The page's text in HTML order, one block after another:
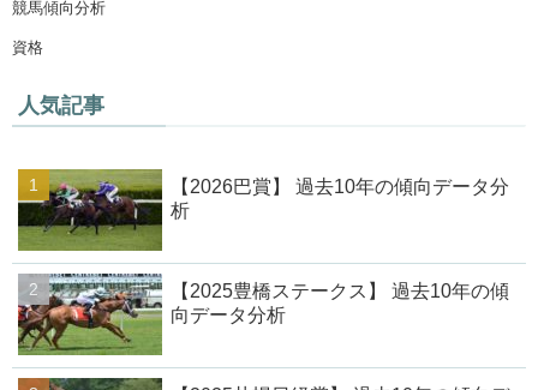
競馬傾向分析
資格
人気記事
【2026巴賞】 過去10年の傾向データ分
析
【2025豊橋ステークス】 過去10年の傾
向データ分析